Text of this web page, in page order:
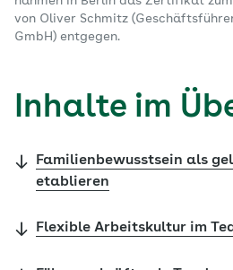
von Oliver Schmitz
GmbH) entgegen.
Inhalte im
Familienbewusstsein als
etablieren
Flexible Arbeitskultur im